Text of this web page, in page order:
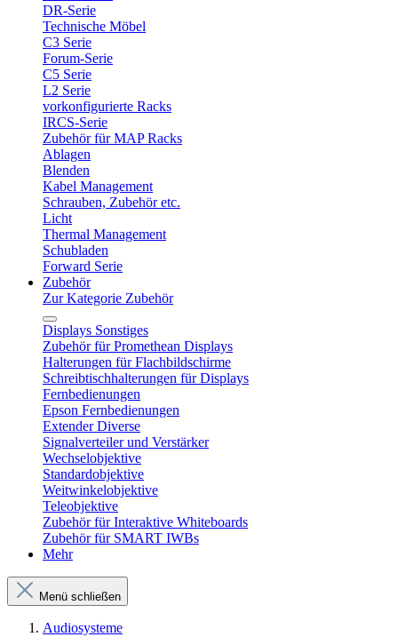
DR-Serie
Technische Möbel
C3 Serie
Forum-Serie
C5 Serie
L2 Serie
vorkonfigurierte Racks
IRCS-Serie
Zubehör für MAP Racks
Ablagen
Blenden
Kabel Management
Schrauben, Zubehör etc.
Licht
Thermal Management
Schubladen
Forward Serie
Zubehör
Zur Kategorie Zubehör
Displays Sonstiges
Zubehör für Promethean Displays
Halterungen für Flachbildschirme
Schreibtischhalterungen für Displays
Fernbedienungen
Epson Fernbedienungen
Extender Diverse
Signalverteiler und Verstärker
Wechselobjektive
Standardobjektive
Weitwinkelobjektive
Teleobjektive
Zubehör für Interaktive Whiteboards
Zubehör für SMART IWBs
Mehr
Menü schließen
Audiosysteme